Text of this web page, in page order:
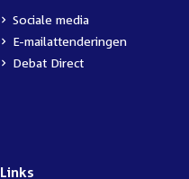
Sociale media
E-mailattenderingen
Debat Direct
Links